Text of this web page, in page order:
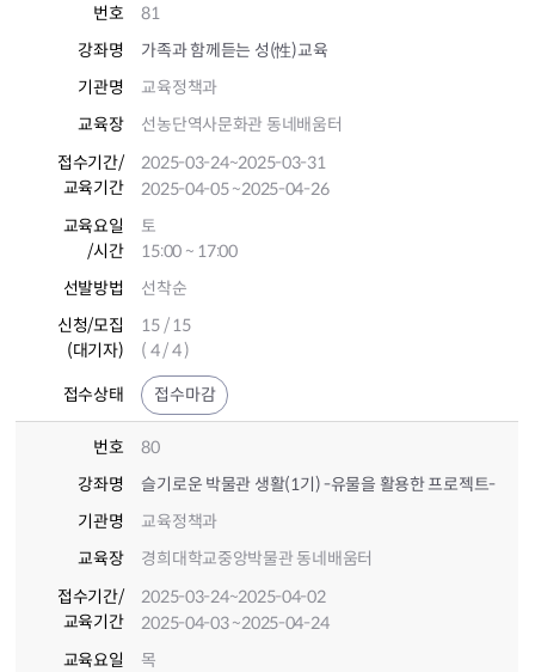
번호
81
강좌명
가족과 함께듣는 성(性)교육
기관명
교육정책과
교육장
선농단역사문화관 동네배움터
접수기간/
교육기간
2025-03-24~2025-03-31
2025-04-05~2025-04-26
교육요일
/시간
토
15:00 ~ 17:00
선발방법
선착순
신청/모집
(대기자)
15 / 15
( 4 / 4 )
접수상태 접수마감
번호
80
강좌명
슬기로운 박물관 생활(1기) -유물을 활용한 프로젝트-
기관명
교육정책과
교육장
경희대학교중앙박물관 동네배움터
접수기간/
교육기간
2025-03-24~2025-04-02
2025-04-03~2025-04-24
교육요일
목